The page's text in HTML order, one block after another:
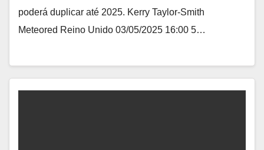
poderá duplicar até 2025. Kerry Taylor-Smith
Meteored Reino Unido 03/05/2025 16:00 5…